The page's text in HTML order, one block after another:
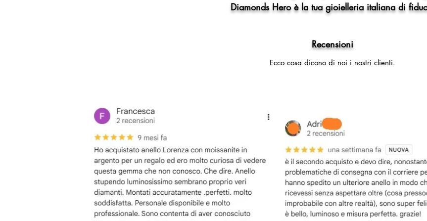
Diamonds Hero è la tua gioielleria italiana di
Recensioni
Ecco cosa dicono di noi i nostri clienti.